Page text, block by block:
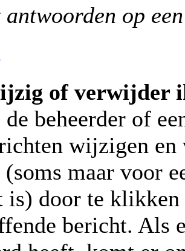
antwoorden op
of verwijder
beheerder of
wijzigen
maar voor
is) door te
bericht. Als